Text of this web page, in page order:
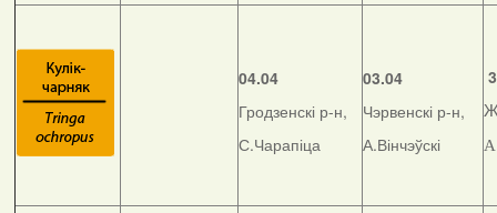
04.04
Гродзенскі р-н,
С.Чарапіца
03.04
Чэрвенскі р-н,
А.Вінчэўскі